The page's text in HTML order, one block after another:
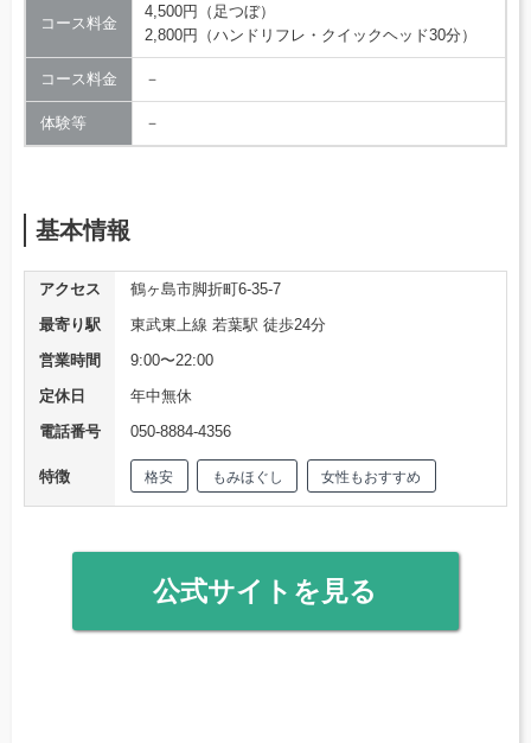
コース料金
4,500円（足つぼ）
2,800円（ハンドリフレ・クイックヘッド30分）
コース料金 －
体験等 －
基本情報
アクセス
鶴ヶ島市脚折町6-35-7
最寄り駅
東武東上線 若葉駅 徒歩24分
営業時間
9:00〜22:00
定休日
年中無休
電話番号
050-8884-4356
特徴 格安 もみほぐし 女性もおすすめ
公式サイトを見る